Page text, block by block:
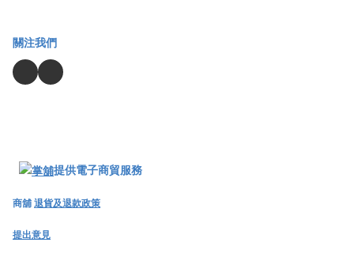
關注我們
提供電子商貿服務
商舖退貨及退款政策
提出意見